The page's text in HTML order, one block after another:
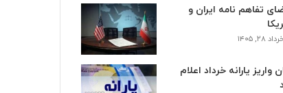
تفاهم نامه ایران و
۲۸, ۱۴۰۵
واریز یارانه خرداد اعلام